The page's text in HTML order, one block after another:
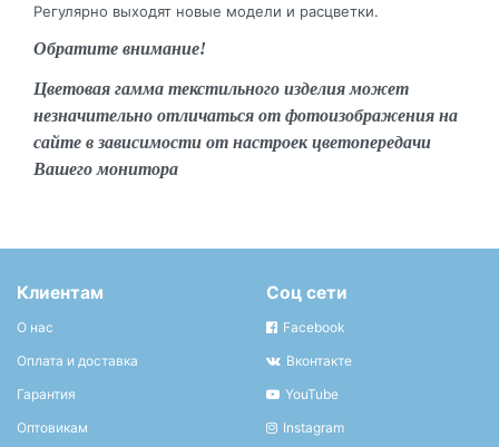
Регулярно выходят новые модели и расцветки.
Обратите внимание!
Цветовая гамма текстильного изделия может
незначительно отличаться от фотоизображения на
сайте в зависимости от настроек цветопередачи
Вашего монитора
Клиентам
О нас
Оплата и доставка
Гарантия
Оптовикам
Соц сети
Facebook
Вконтакте
YouTube
Instagram